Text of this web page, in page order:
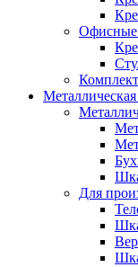
Офисные
Для